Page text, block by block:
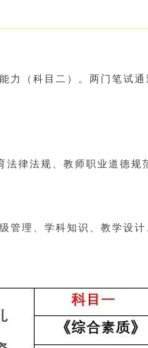
力（科目二）。两门笔试
律法规、教师职业道德规
管理、学科知识、教学设